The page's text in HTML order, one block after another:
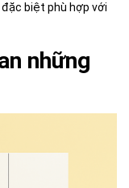
biệt phù hợp với
những